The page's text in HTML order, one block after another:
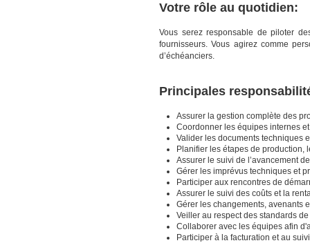
Votre rôle au quotidien:
Vous serez responsable de piloter
fournisseurs. Vous agirez comme
d’échéanciers.
Principales
Assurer la gestion complète des
Coordonner les équipes internes
Valider les documents techniques
Planifier les étapes de production,
Assurer le suivi de l’avancement
Gérer les imprévus techniques et
Participer aux rencontres de
Assurer le suivi des coûts et la
Gérer les changements, avenants
Veiller au respect des standards
Collaborer avec les équipes afin
Participer à la facturation et au